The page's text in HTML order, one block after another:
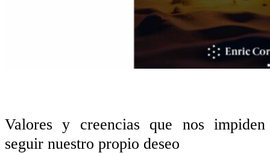
Valores y creencias que nos impiden
seguir nuestro propio deseo